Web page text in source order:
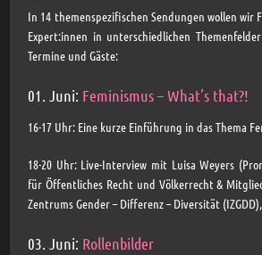
In 14 themenspezifischen Sendungen wollen wir
Expert:innen in unterschiedlichen
Termine und Gäste:
01. Juni: Feminismus – What’s that?!
16-17 Uhr: Eine kurze Einführung in das Thema
18-20 Uhr: Live-Interview mit Luisa Weyers
für Öffentliches Recht und Völkerrecht &
Zentrums Gender – Differenz – Diversität
03. Juni: Rollenbilder